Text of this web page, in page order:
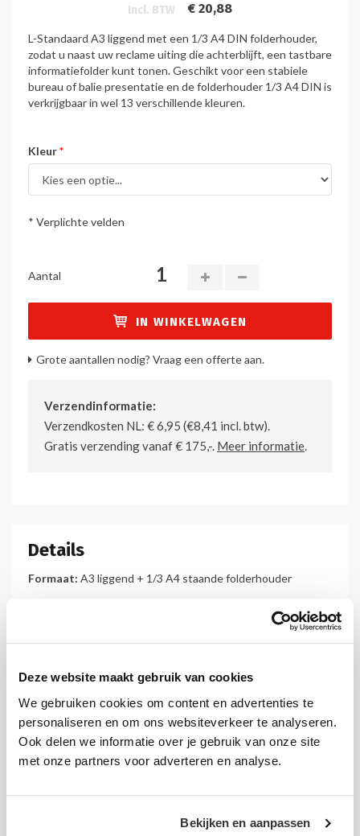
Deze website maakt gebruik van cookies
We gebruiken cookies om content en advertenties te
personaliseren en om ons websiteverkeer te analyseren.
Ook delen we informatie over je gebruik van onze site
met onze partners voor adverteren en analyse.
Bekijken en aanpassen
Incl. BTW € 20,88
L-Standaard A3 liggend met een 1/3 A4 DIN folderhouder,
zodat u naast uw reclame uiting die achterblijft, een tastbare
informatiefolder kunt tonen. Geschikt voor een stabiele
bureau of balie presentatie en de folderhouder 1/3 A4 DIN is
verkrijgbaar in wel 13 verschillende kleuren.
Kleur
* Verplichte velden
Aantal
IN WINKELWAGEN
Grote aantallen nodig? Vraag een offerte aan.
Verzendinformatie:
Verzendkosten NL: € 6,95 (€8,41 incl. btw).
Gratis verzending vanaf € 175,-. Meer informatie.
Details
Formaat: A3 liggend + 1/3 A4 staande folderhouder